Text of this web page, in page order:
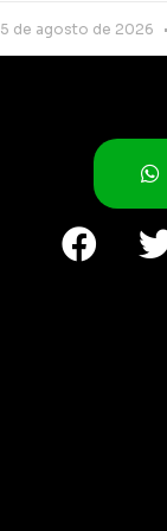
5 de agosto de 2026